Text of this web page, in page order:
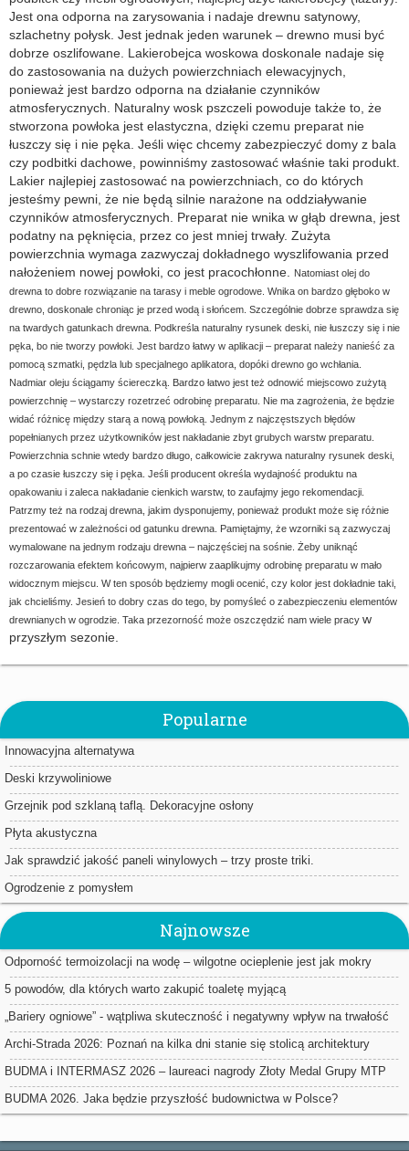
Jest ona odporna na zarysowania i nadaje drewnu satynowy,
szlachetny połysk. Jest jednak jeden warunek – drewno musi być
dobrze oszlifowane. Lakierobejca woskowa doskonale nadaje się
do zastosowania na dużych powierzchniach elewacyjnych,
ponieważ jest bardzo odporna na działanie czynników
atmosferycznych. Naturalny wosk pszczeli powoduje także to, że
stworzona powłoka jest elastyczna, dzięki czemu preparat nie
łuszczy się i nie pęka. Jeśli więc chcemy zabezpieczyć domy z bala
czy podbitki dachowe, powinniśmy zastosować właśnie taki produkt.
Lakier najlepiej zastosować na powierzchniach, co do których
jesteśmy pewni, że nie będą silnie narażone na oddziaływanie
czynników atmosferycznych. Preparat nie wnika w głąb drewna, jest
podatny na pęknięcia, przez co jest mniej trwały. Zużyta
powierzchnia wymaga zazwyczaj dokładnego wyszlifowania przed
nałożeniem nowej powłoki, co jest pracochłonne.
Natomiast olej do
drewna to dobre rozwiązanie na tarasy i meble ogrodowe. Wnika on bardzo głęboko w
drewno, doskonale chroniąc je przed wodą i słońcem. Szczególnie dobrze sprawdza się
na twardych gatunkach drewna. Podkreśla naturalny rysunek deski, nie łuszczy się i nie
pęka, bo nie tworzy powłoki. Jest bardzo łatwy w aplikacji – preparat należy nanieść za
pomocą szmatki, pędzla lub specjalnego aplikatora, dopóki drewno go wchłania.
Nadmiar oleju ściągamy ściereczką. Bardzo łatwo jest też odnowić miejscowo zużytą
powierzchnię – wystarczy rozetrzeć odrobinę preparatu. Nie ma zagrożenia, że będzie
widać różnicę między starą a nową powłoką. Jednym z najczęstszych błędów
popełnianych przez użytkowników jest nakładanie zbyt grubych warstw preparatu.
Powierzchnia schnie wtedy bardzo długo, całkowicie zakrywa naturalny rysunek deski,
a po czasie łuszczy się i pęka. Jeśli producent określa wydajność produktu na
opakowaniu i zaleca nakładanie cienkich warstw, to zaufajmy jego rekomendacji.
Patrzmy też na rodzaj drewna, jakim dysponujemy, ponieważ produkt może się różnie
prezentować w zależności od gatunku drewna. Pamiętajmy, że wzorniki są zazwyczaj
wymalowane na jednym rodzaju drewna – najczęściej na sośnie. Żeby uniknąć
rozczarowania efektem końcowym, najpierw zaaplikujmy odrobinę preparatu w mało
widocznym miejscu. W ten sposób będziemy mogli ocenić, czy kolor jest dokładnie taki,
jak chcieliśmy. Jesień to dobry czas do tego, by pomyśleć o zabezpieczeniu elementów
drewnianych w ogrodzie. Taka przezorność może oszczędzić nam wiele pracy w
przyszłym sezonie.
Popularne
Innowacyjna alternatywa
Deski krzywoliniowe
Grzejnik pod szklaną taflą. Dekoracyjne osłony
Płyta akustyczna
Jak sprawdzić jakość paneli winylowych – trzy proste triki.
Ogrodzenie z pomysłem
Najnowsze
Odporność termoizolacji na wodę – wilgotne ocieplenie jest jak mokry
sweter
5 powodów, dla których warto zakupić toaletę myjącą
„Bariery ogniowe” - wątpliwa skuteczność i negatywny wpływ na trwałość
ociepleń
Archi-Strada 2026: Poznań na kilka dni stanie się stolicą architektury
BUDMA i INTERMASZ 2026 – laureaci nagrody Złoty Medal Grupy MTP
BUDMA 2026. Jaka będzie przyszłość budownictwa w Polsce?